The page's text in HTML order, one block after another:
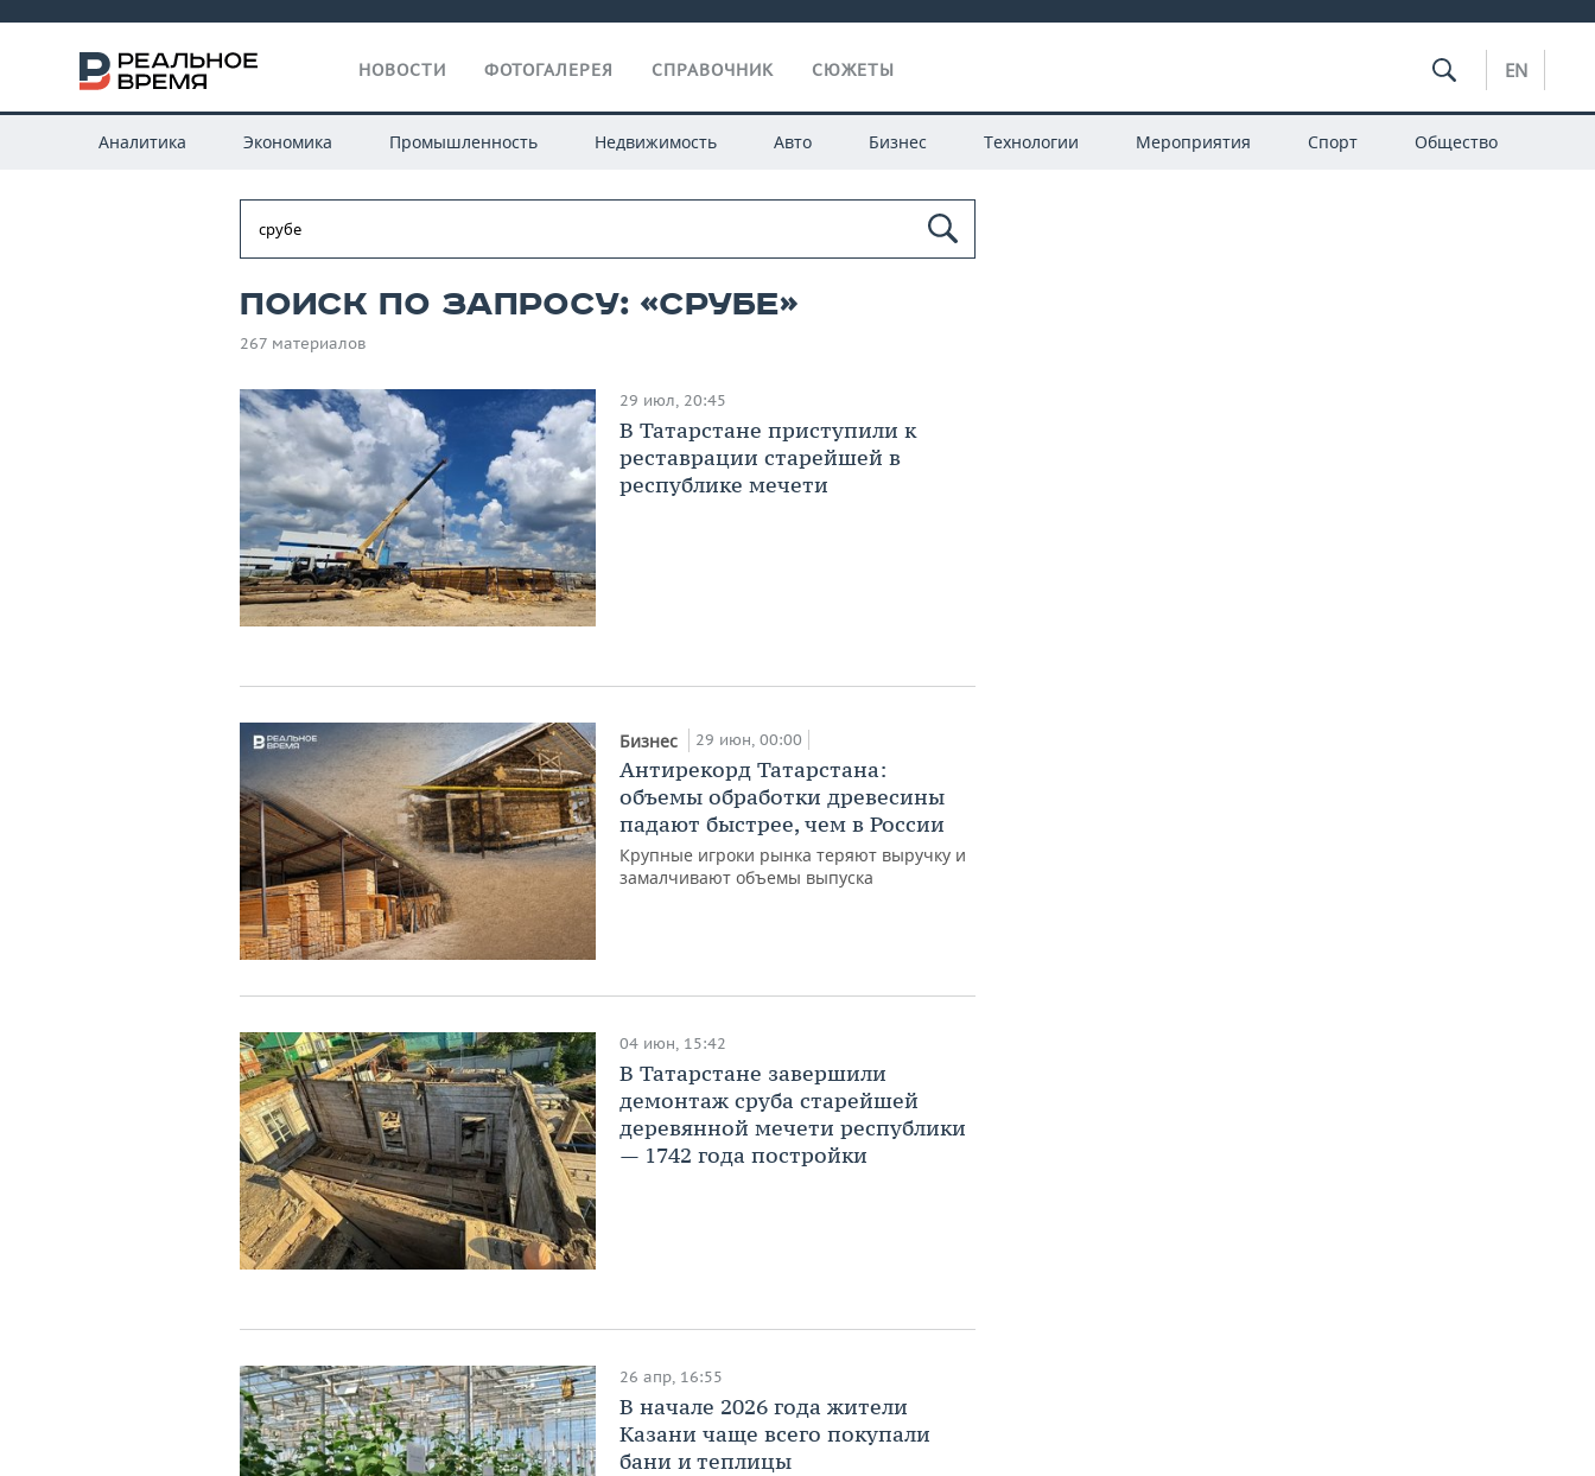
НОВОСТИ ФОТОГАЛЕРЕЯ СПРАВОЧНИК СЮЖЕТЫ EN
Аналитика Экономика Промышленность Недвижимость Авто Бизнес Технологии Мероприятия Спорт Общество
Поиск по запросу: «срубе»
267 материалов
29 июл, 20:45
В Татарстане приступили к
реставрации старейшей в
республике мечети
Бизнес 29 июн, 00:00
Антирекорд Татарстана:
объемы обработки древесины
падают быстрее, чем в России
Крупные игроки рынка теряют выручку и
замалчивают объемы выпуска
04 июн, 15:42
В Татарстане завершили
демонтаж сруба старейшей
деревянной мечети республики
— 1742 года постройки
26 апр, 16:55
В начале 2026 года жители
Казани чаще всего покупали
бани и теплицы